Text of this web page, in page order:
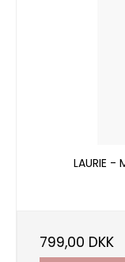
LAURIE
799,00 DKK